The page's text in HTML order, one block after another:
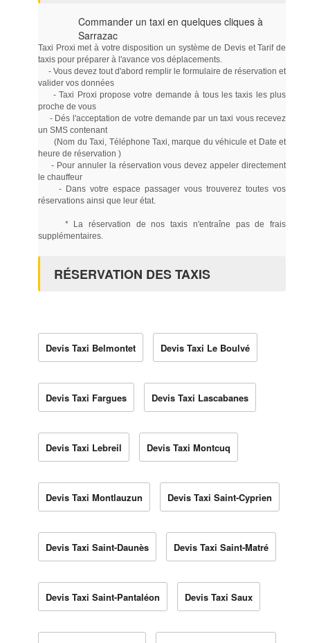
Commander un taxi en quelques cliques à
Sarrazac
Taxi Proxi met à votre disposition un système de Devis et Tarif de
taxis pour préparer à l'avance vos déplacements.
- Vous devez tout d'abord remplir le formulaire de réservation et
valider vos données
- Taxi Proxi propose votre demande à tous les taxis les plus
proche de vous
- Dés l'acceptation de votre demande par un taxi vous recevez
un SMS contenant
(Nom du Taxi, Téléphone Taxi, marque du véhicule et Date et
heure de réservation )
- Pour annuler la réservation vous devez appeler directement
le chauffeur
- Dans votre espace passager vous trouverez toutes vos
réservations ainsi que leur état.
* La réservation de nos taxis n'entraîne pas de frais
supplémentaires.
RÉSERVATION DES TAXIS
Devis Taxi Belmontet Devis Taxi Le Boulvé
Devis Taxi Fargues Devis Taxi Lascabanes
Devis Taxi Lebreil Devis Taxi Montcuq
Devis Taxi Montlauzun Devis Taxi Saint-Cyprien
Devis Taxi Saint-Daunès Devis Taxi Saint-Matré
Devis Taxi Saint-Pantaléon Devis Taxi Saux